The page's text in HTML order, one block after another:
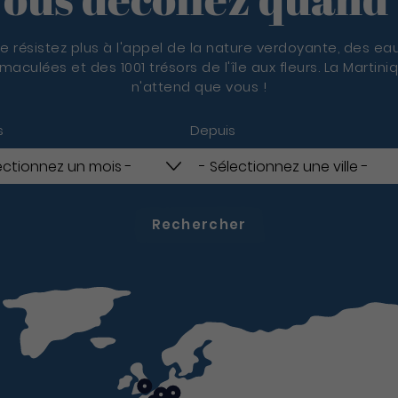
résistez plus à l'appel de la nature verdoyante, des
et des 1001 trésors de l'île aux fleurs. La
n'attend que vous !
Depuis
Rechercher